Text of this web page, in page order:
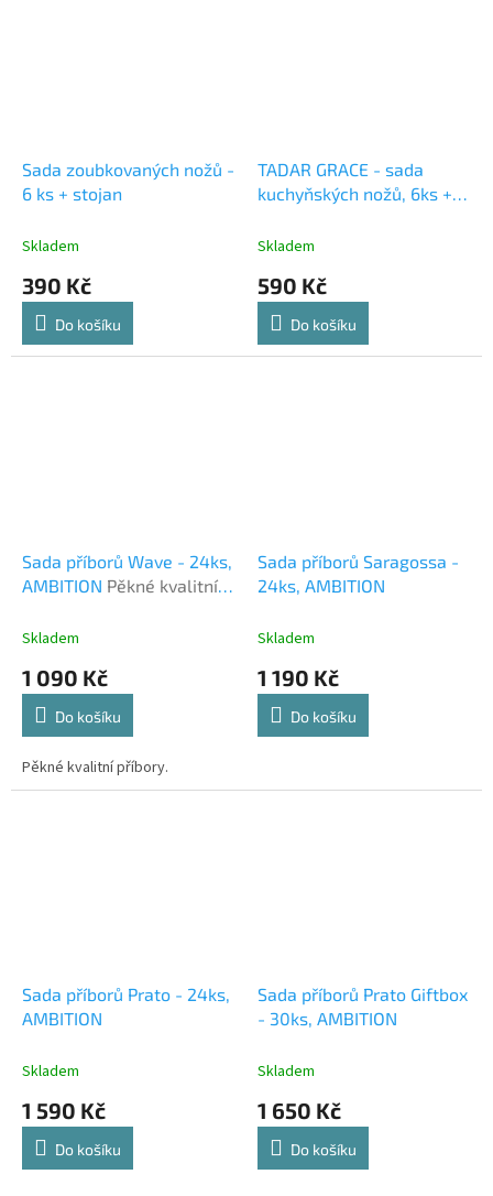
Sada zoubkovaných nožů -
6 ks + stojan
Skladem
390 Kč
Do košíku
TADAR GRACE - sada
kuchyňských nožů, 6ks +
Skladem
590 Kč
Do košíku
Sada příborů Wave - 24ks,
AMBITION Pěkné kvalitní
Skladem
1 090 Kč
Do košíku
Pěkné kvalitní příbory.
Sada příborů Saragossa -
24ks, AMBITION
Skladem
1 190 Kč
Do košíku
Sada příborů Prato - 24ks,
AMBITION
Skladem
1 590 Kč
Do košíku
Sada příborů Prato Giftbox
- 30ks, AMBITION
Skladem
1 650 Kč
Do košíku